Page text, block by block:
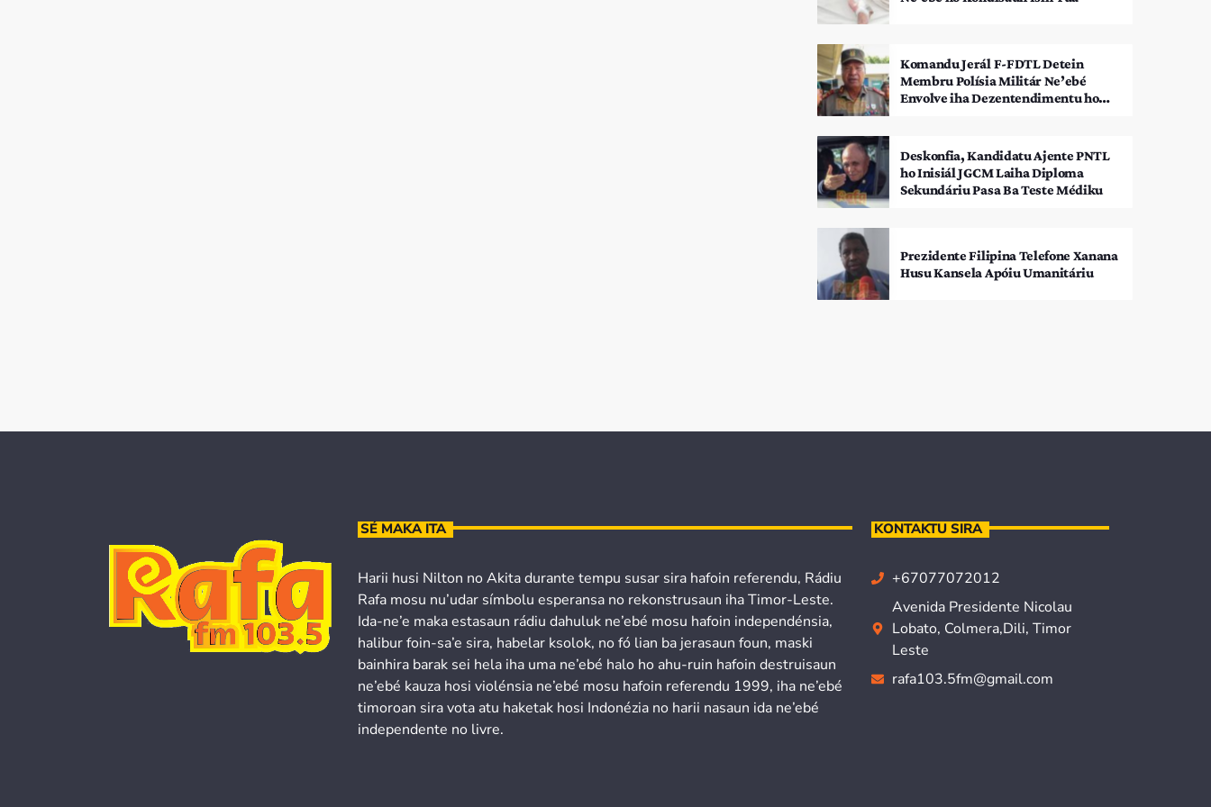
Komandu Jerál F-FDTL Detein
Membru Polísia Militár Ne’ebé
Envolve iha Dezentendimentu ho
Deskonfia, Kandidatu Ajente PNTL
ho Inisiál JGCM Laiha Diploma
Sekundáriu Pasa Ba Teste Médiku
Prezidente Filipina Telefone Xanana
Husu Kansela Apóiu Umanitáriu
SÉ MAKA ITA
Harii husi Nilton no Akita durante tempu susar sira hafoin referendu, Rádiu
Rafa mosu nu’udar símbolu esperansa no rekonstrusaun iha Timor-Leste.
Ida-ne’e maka estasaun rádiu dahuluk ne’ebé mosu hafoin independénsia,
halibur foin-sa’e sira, habelar ksolok, no fó lian ba jerasaun foun, maski
bainhira barak sei hela iha uma ne’ebé halo ho ahu-ruin hafoin destruisaun
ne’ebé kauza hosi violénsia ne’ebé mosu hafoin referendu 1999, iha ne’ebé
timoroan sira vota atu haketak hosi Indonézia no harii nasaun ida ne’ebé
independente no livre.
KONTAKTU SIRA
+67077072012
Avenida Presidente Nicolau
Lobato, Colmera,Dili, Timor
Leste
rafa103.5fm@gmail.com